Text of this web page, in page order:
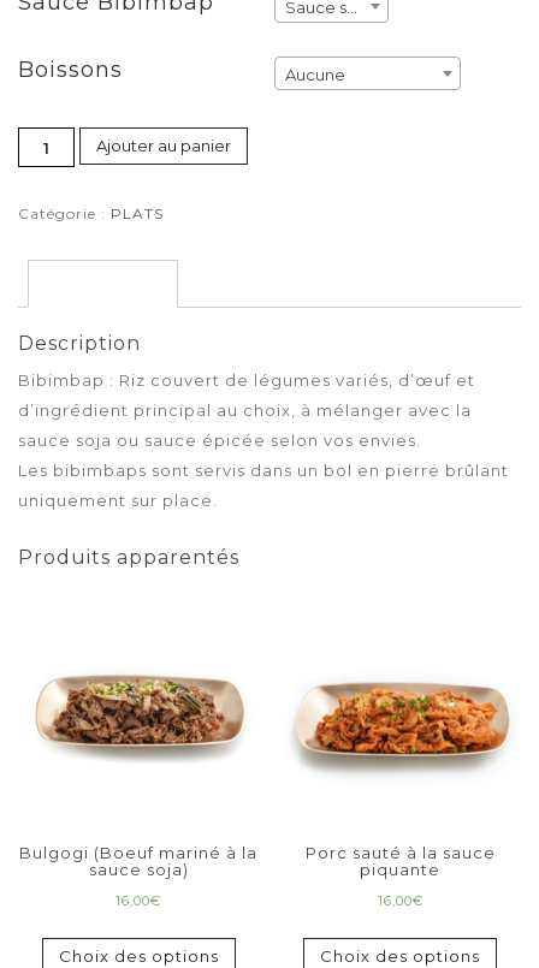
Boissons Aucune
Ajouter au panier
Catégorie : PLATS
Description
Bibimbap : Riz couvert de légumes variés, d’œuf et
d’ingrédient principal au choix, à mélanger avec la
sauce soja ou sauce épicée selon vos envies.
Les bibimbaps sont servis dans un bol en pierre brûlant
uniquement sur place.
Produits apparentés
Bulgogi (Boeuf mariné à la
sauce soja)
16,00€
Choix des options
Porc sauté à la sauce
piquante
16,00€
Choix des options